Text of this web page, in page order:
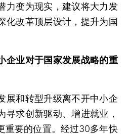
力变为现实，建议将大力发
化改革顶层设计，提升为国
企业对于国家发展战略的重
和转型升级离不开中小企
寻求创新驱动、增进就业，
重要的位置。经过30多年快